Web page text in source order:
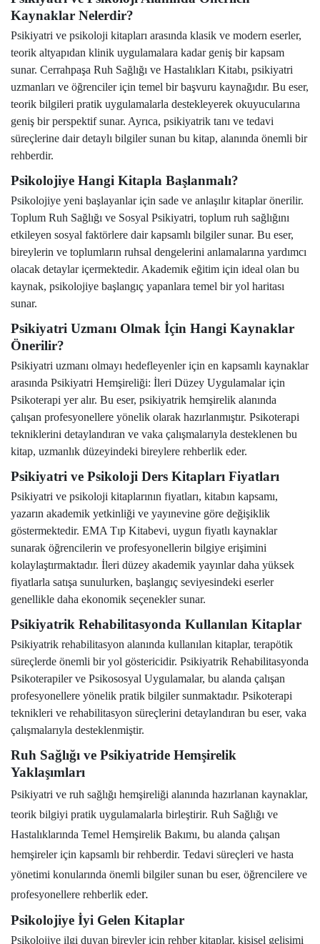
Kaynaklar Nelerdir?
Psikiyatri ve psikoloji kitapları arasında klasik ve modern eserler,
teorik altyapıdan klinik uygulamalara kadar geniş bir kapsam
sunar. Cerrahpaşa Ruh Sağlığı ve Hastalıkları Kitabı, psikiyatri
uzmanları ve öğrenciler için temel bir başvuru kaynağıdır. Bu eser,
teorik bilgileri pratik uygulamalarla destekleyerek okuyucularına
geniş bir perspektif sunar. Ayrıca, psikiyatrik tanı ve tedavi
süreçlerine dair detaylı bilgiler sunan bu kitap, alanında önemli bir
rehberdir.
Psikolojiye Hangi Kitapla Başlanmalı?
Psikolojiye yeni başlayanlar için sade ve anlaşılır kitaplar önerilir.
Toplum Ruh Sağlığı ve Sosyal Psikiyatri, toplum ruh sağlığını
etkileyen sosyal faktörlere dair kapsamlı bilgiler sunar. Bu eser,
bireylerin ve toplumların ruhsal dengelerini anlamalarına yardımcı
olacak detaylar içermektedir. Akademik eğitim için ideal olan bu
kaynak, psikolojiye başlangıç yapanlara temel bir yol haritası
sunar.
Psikiyatri Uzmanı Olmak İçin Hangi Kaynaklar
Önerilir?
Psikiyatri uzmanı olmayı hedefleyenler için en kapsamlı kaynaklar
arasında Psikiyatri Hemşireliği: İleri Düzey Uygulamalar için
Psikoterapi yer alır. Bu eser, psikiyatrik hemşirelik alanında
çalışan profesyonellere yönelik olarak hazırlanmıştır. Psikoterapi
tekniklerini detaylandıran ve vaka çalışmalarıyla desteklenen bu
kitap, uzmanlık düzeyindeki bireylere rehberlik eder.
Psikiyatri ve Psikoloji Ders Kitapları Fiyatları
Psikiyatri ve psikoloji kitaplarının fiyatları, kitabın kapsamı,
yazarın akademik yetkinliği ve yayınevine göre değişiklik
göstermektedir. EMA Tıp Kitabevi, uygun fiyatlı kaynaklar
sunarak öğrencilerin ve profesyonellerin bilgiye erişimini
kolaylaştırmaktadır. İleri düzey akademik yayınlar daha yüksek
fiyatlarla satışa sunulurken, başlangıç seviyesindeki eserler
genellikle daha ekonomik seçenekler sunar.
Psikiyatrik Rehabilitasyonda Kullanılan Kitaplar
Psikiyatrik rehabilitasyon alanında kullanılan kitaplar, terapötik
süreçlerde önemli bir yol göstericidir. Psikiyatrik Rehabilitasyonda
Psikoterapiler ve Psikososyal Uygulamalar, bu alanda çalışan
profesyonellere yönelik pratik bilgiler sunmaktadır. Psikoterapi
teknikleri ve rehabilitasyon süreçlerini detaylandıran bu eser, vaka
çalışmalarıyla desteklenmiştir.
Ruh Sağlığı ve Psikiyatride Hemşirelik
Yaklaşımları
Psikiyatri ve ruh sağlığı hemşireliği alanında hazırlanan kaynaklar,
teorik bilgiyi pratik uygulamalarla birleştirir. Ruh Sağlığı ve
Hastalıklarında Temel Hemşirelik Bakımı, bu alanda çalışan
hemşireler için kapsamlı bir rehberdir. Tedavi süreçleri ve hasta
yönetimi konularında önemli bilgiler sunan bu eser, öğrencilere ve
profesyonellere rehberlik eder.
Psikolojiye İyi Gelen Kitaplar
Psikolojiye ilgi duyan bireyler için rehber kitaplar, kişisel gelişimi